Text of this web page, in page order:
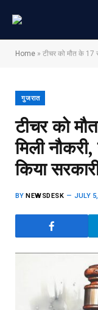
Home » टीचर को मौत के 17 साल
गुजरात
टीचर को
मिली नौकरी,
किया
BY NEWSDESK JULY